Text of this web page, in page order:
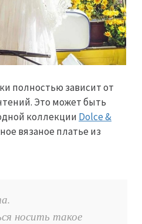
полностью зависит от
Это может быть
коллекции Dolce &
вязаное платье из
носить такое